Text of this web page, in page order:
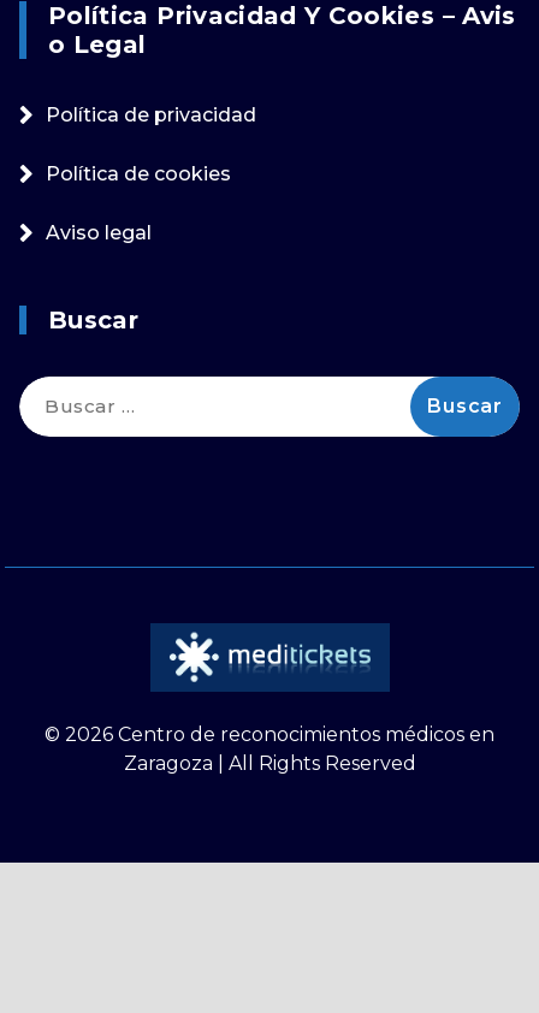
Política Privacidad Y Cookies – Avis
O Legal
Política de privacidad
Política de cookies
Aviso legal
Buscar
Buscar:
© 2026 Centro de reconocimientos médicos en
Zaragoza | All Rights Reserved